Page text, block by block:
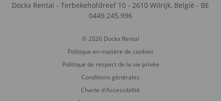
Dockx Rental - Terbekehofdreef 10 - 2610 Wilrijk, België - BE
0449.245.996
© 2026 Dockx Rental
Politique en matière de cookies
Politique de respect de la vie privée
Conditions générales
Charte d'Accessibilité